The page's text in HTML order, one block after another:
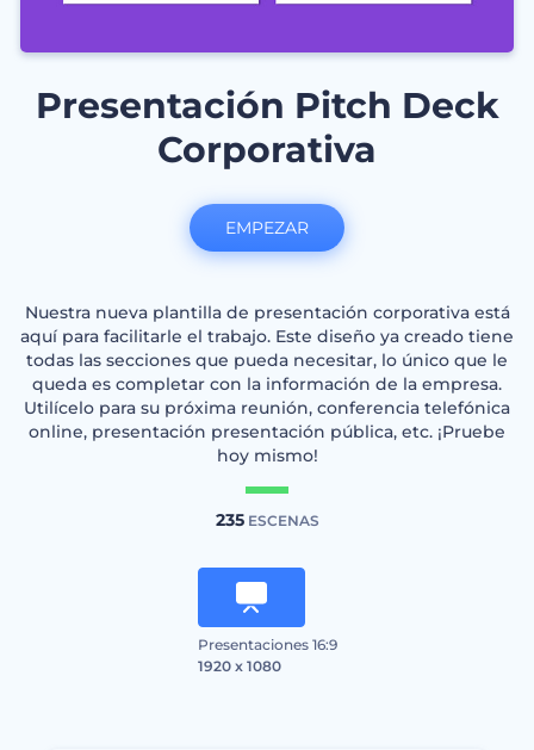
Presentación Pitch Deck
Corporativa
Nuestra nueva plantilla de presentación corporativa está
aquí para facilitarle el trabajo. Este diseño ya creado tiene
todas las secciones que pueda necesitar, lo único que le
queda es completar con la información de la empresa.
Utilícelo para su próxima reunión, conferencia telefónica
online, presentación presentación pública, etc. ¡Pruebe
hoy mismo!
235ESCENAS
Presentaciones 16:9
1920 x 1080
EMPEZAR